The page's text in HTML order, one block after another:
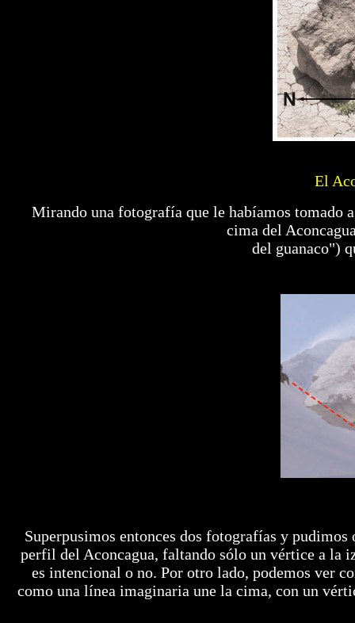
El
Mirando una fotografía que le habíamos tomado
cima del
del guanaco")
Superpusimos entonces dos fotografías y
perfil del Aconcagua, faltando sólo un vértice a la
es intencional o no. Por otro lado, podemos ver
como una línea imaginaria une la cima, con un